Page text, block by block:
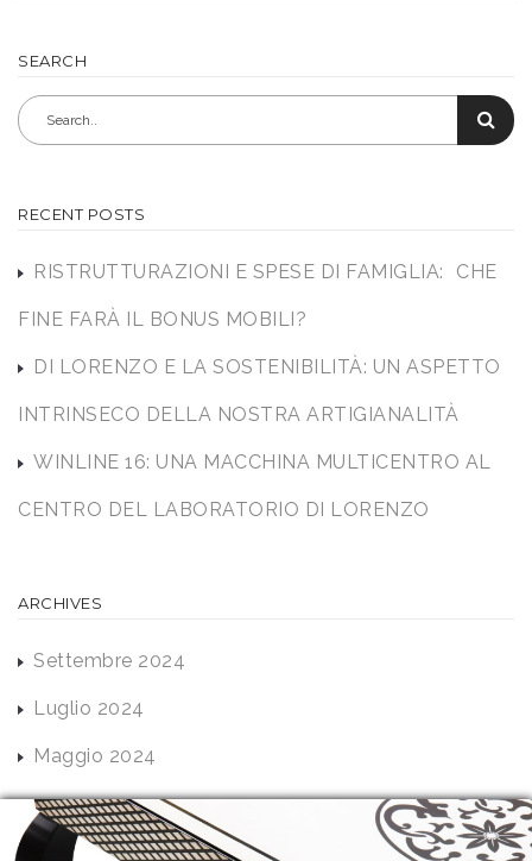
SEARCH
RECENT POSTS
RISTRUTTURAZIONI E SPESE DI FAMIGLIA: CHE
FINE FARÀ IL BONUS MOBILI?
DI LORENZO E LA SOSTENIBILITÀ: UN ASPETTO
INTRINSECO DELLA NOSTRA ARTIGIANALITÀ
WINLINE 16: UNA MACCHINA MULTICENTRO AL
CENTRO DEL LABORATORIO DI LORENZO
ARCHIVES
Settembre 2024
Luglio 2024
Maggio 2024